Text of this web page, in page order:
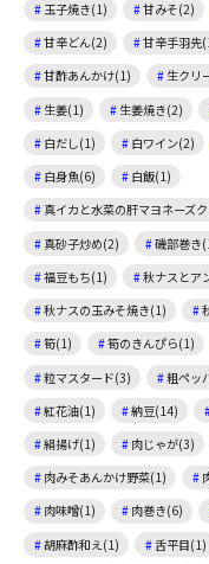
玉子焼き(1)
甘みそ(2)
甘辛どん(2)
甘辛手羽先
甘酢あんかけ(1)
生クリ
生姜(1)
生姜焼き(2)
白だし(1)
白ワイン(2)
白身魚(6)
白飯(1)
真イカと水菜の肝マヨネーズ
真砂子炒め(2)
磯部巻き
福豆もち(1)
秋ナスとア
秋ナスの玉みそ焼き(1)
筍(1)
筍のきんぴら(1)
粒マスタード(3)
粗ペッ
紅花油(1)
納豆(14)
絹揚げ(1)
肉じゃが(3)
肉みそあんかけ野菜(1)
肉味噌(1)
肉巻き(6)
胡麻酢和え(1)
舌平目(1)